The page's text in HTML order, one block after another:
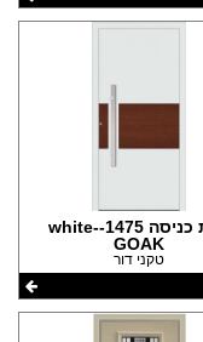
דלת כניסה 1475-white-
GOAK
טקני דור